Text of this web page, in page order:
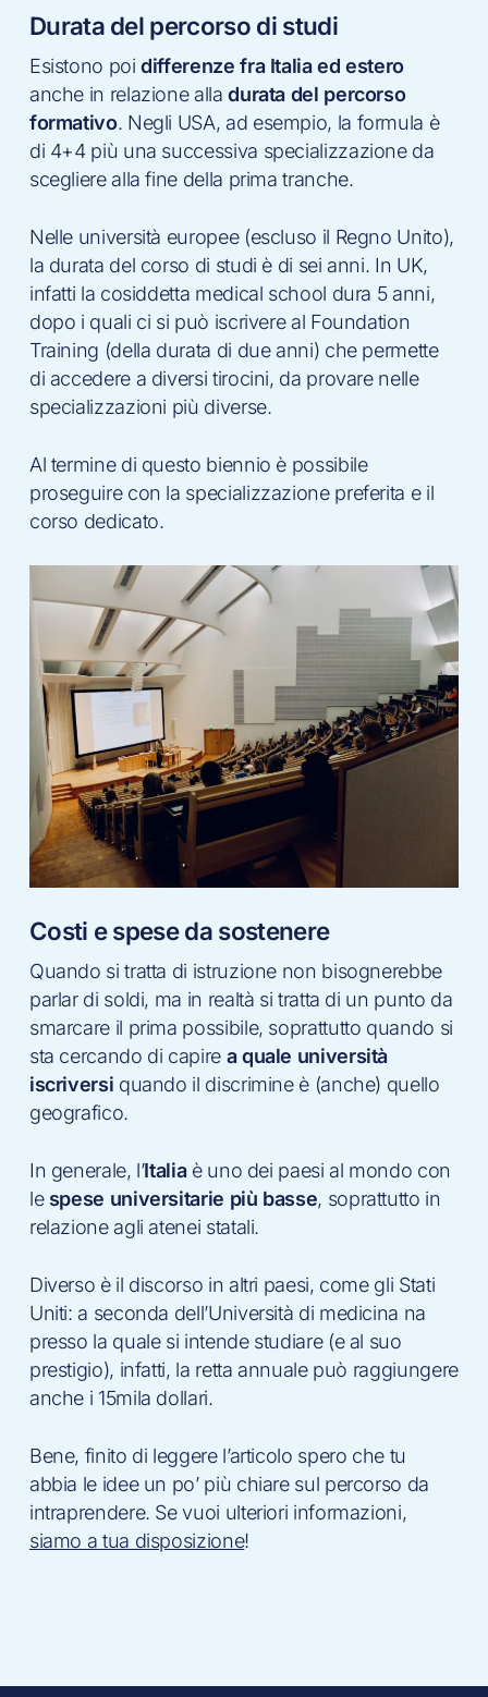
Durata del percorso di studi
Esistono poi differenze fra Italia ed estero
anche in relazione alladurata del percorso
formativo. Negli USA, ad esempio, la formula è
di 4+4 più una successiva specializzazione da
scegliere alla fine della prima tranche.
Nelle università europee (escluso il Regno Unito),
la durata del corso di studi è di sei anni. In UK,
infatti la cosiddetta medical school dura 5 anni,
dopo i quali ci si può iscrivere al Foundation
Training (della durata di due anni) che permette
di accedere a diversi tirocini, da provare nelle
specializzazioni più diverse.
Al termine di questo biennio è possibile
proseguire con la specializzazione preferita e il
corso dedicato.
Costi e spese da sostenere
Quando si tratta di istruzione non bisognerebbe
parlar di soldi, ma in realtà si tratta di un punto da
smarcare il prima possibile, soprattutto quando si
sta cercando di capirea quale università
iscriversi quando il discrimine è (anche) quello
geografico.
In generale, l’Italiaè uno dei paesi al mondo con
le spese universitarie più basse, soprattutto in
relazione agli atenei statali.
Diverso è il discorso in altri paesi, come gli Stati
Uniti: a seconda dell’Università di medicina na
presso la quale si intende studiare (e al suo
prestigio), infatti, la retta annuale può raggiungere
anche i 15mila dollari.
Bene, finito di leggere l’articolo spero che tu
abbia le idee un po’ più chiare sul percorso da
intraprendere. Se vuoi ulteriori informazioni,
siamo a tua disposizione!